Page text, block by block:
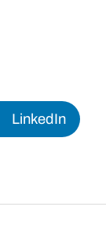
LinkedIn